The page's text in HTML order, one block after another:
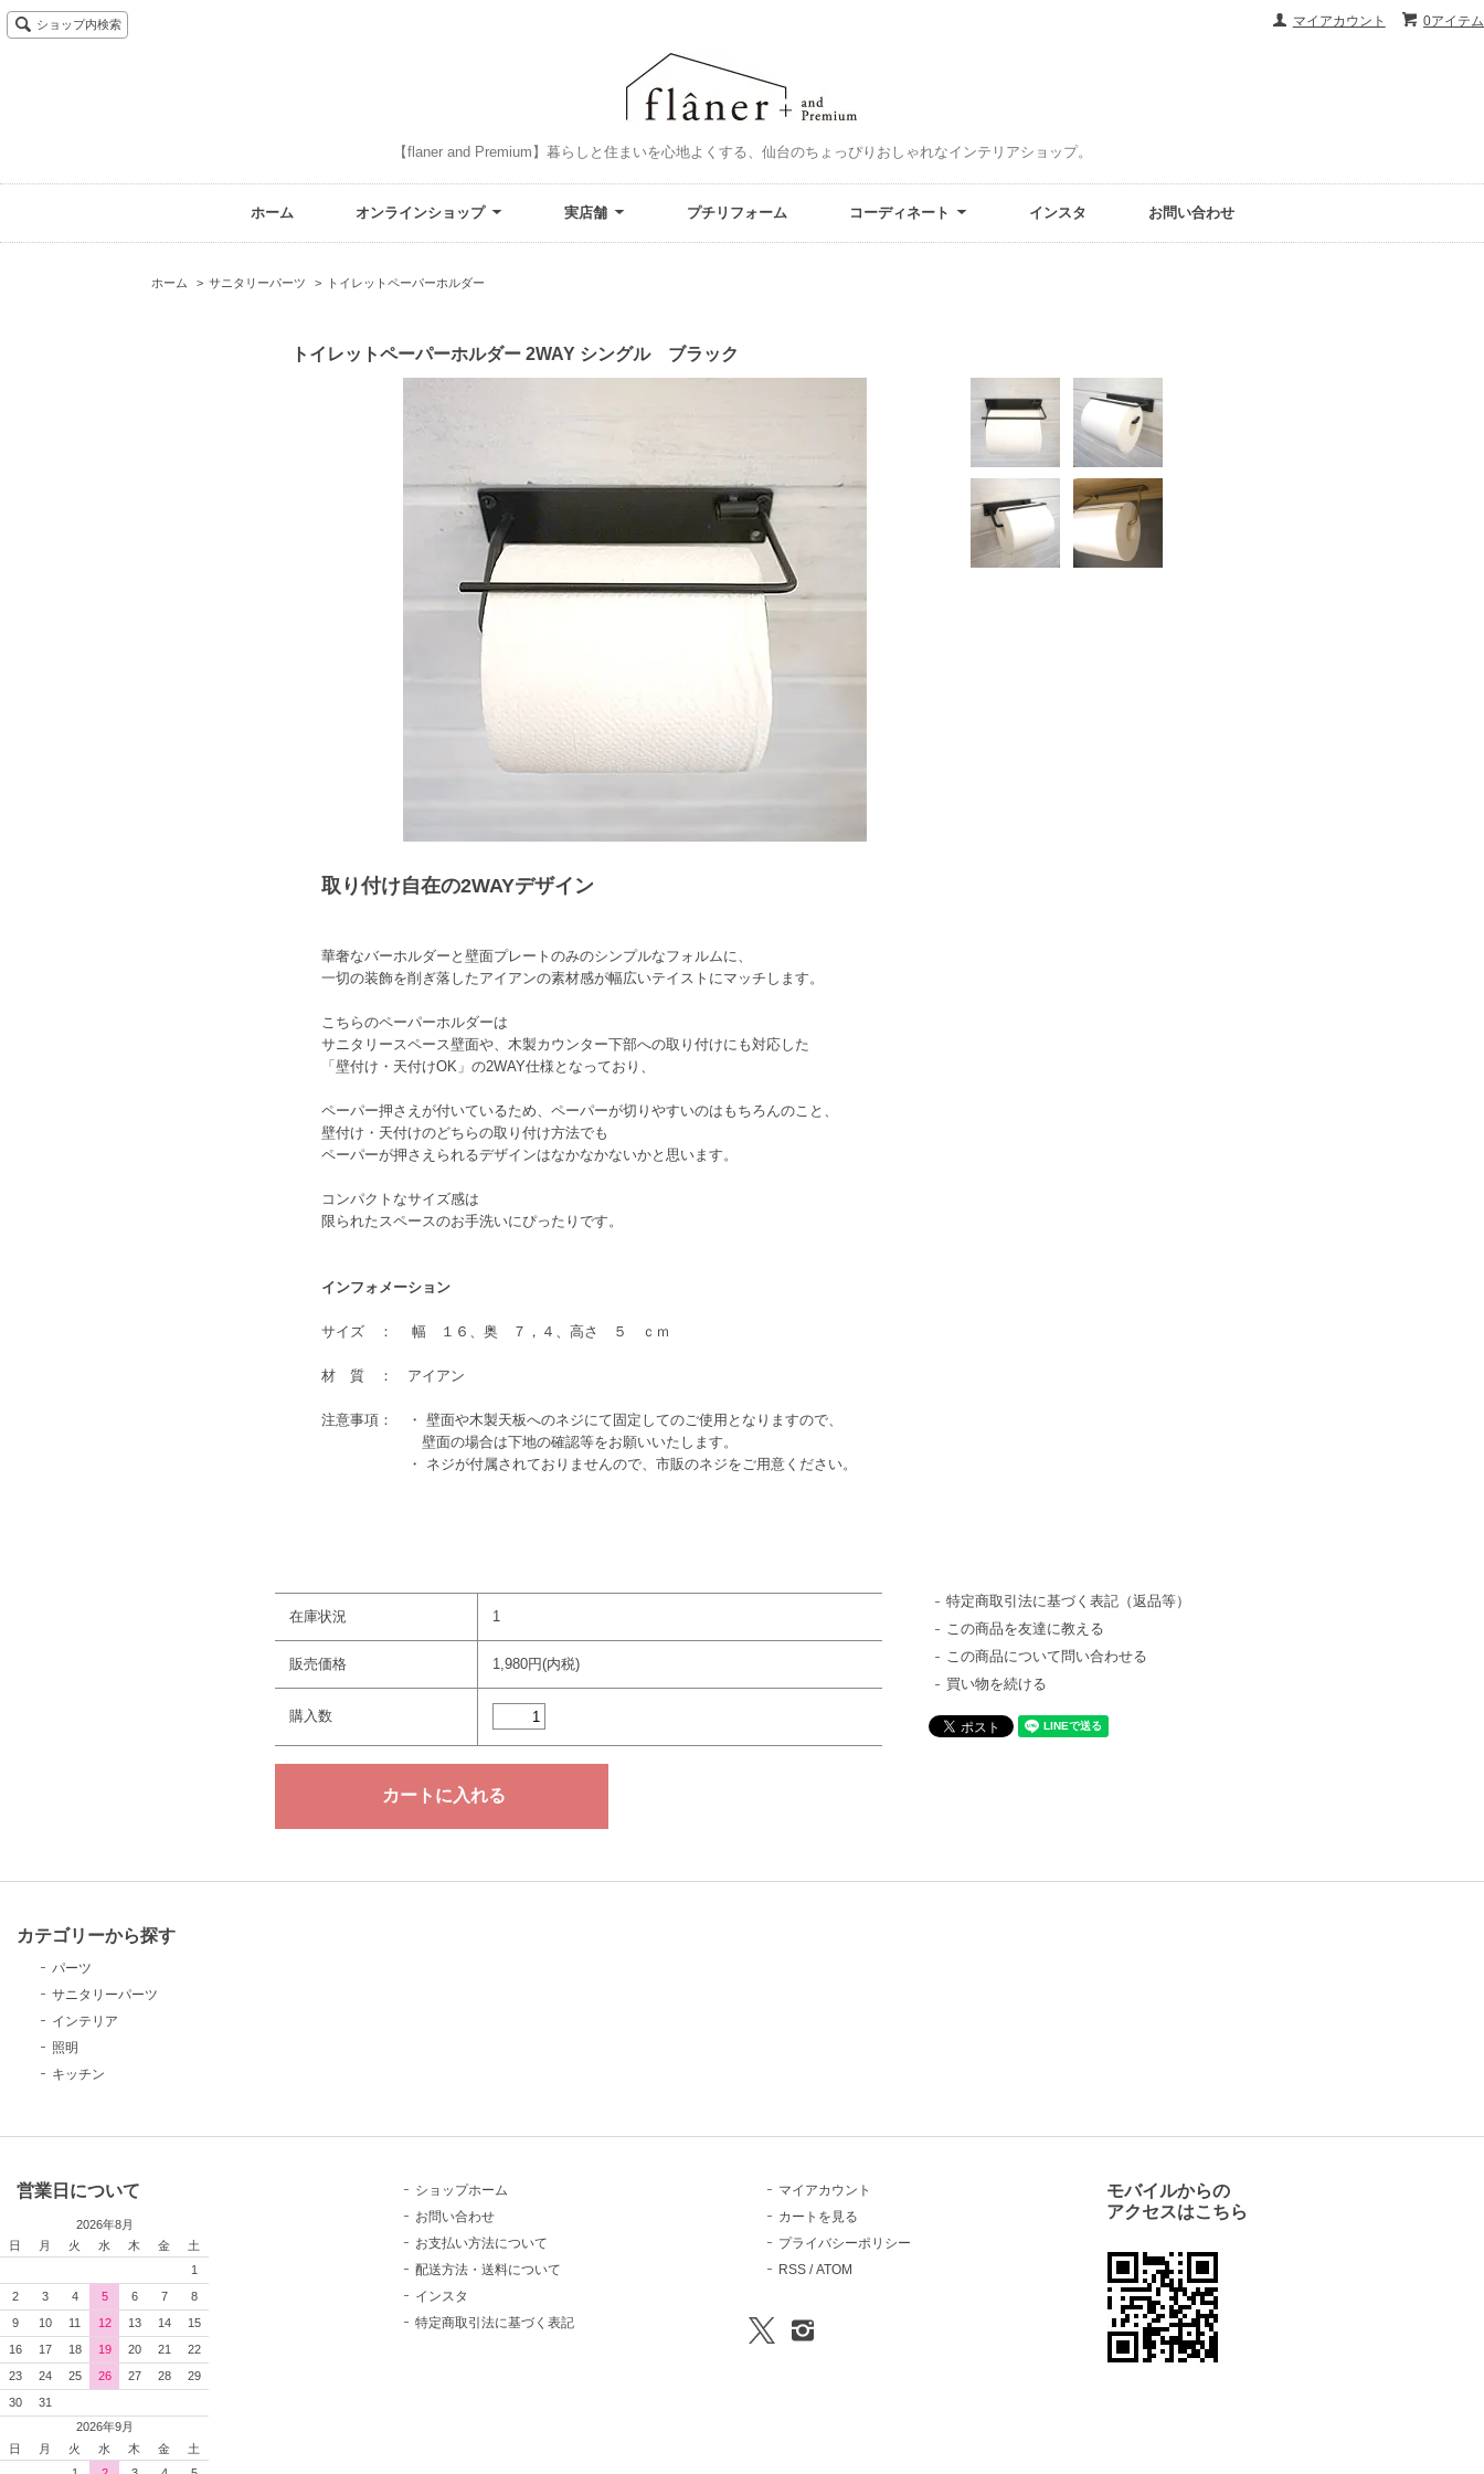
0アイテム
マイアカウント
ショップ内検索
【flaner and Premium】暮らしと住まいを心地よくする、仙台のちょっぴりおしゃれなインテリアショップ。
ホーム オンラインショップ 実店舗 プチリフォーム コーディネート インスタ お問い合わせ
ホーム > サニタリーパーツ > トイレットペーパーホルダー
トイレットペーパーホルダー 2WAY シングル ブラック
取り付け自在の2WAYデザイン
華奢なバーホルダーと壁面プレートのみのシンプルなフォルムに、
一切の装飾を削ぎ落したアイアンの素材感が幅広いテイストにマッチします。
こちらのペーパーホルダーは
サニタリースペース壁面や、木製カウンター下部への取り付けにも対応した
「壁付け・天付けOK」の2WAY仕様となっており、
ペーパー押さえが付いているため、ペーパーが切りやすいのはもちろんのこと、
壁付け・天付けのどちらの取り付け方法でも
ペーパーが押さえられるデザインはなかなかないかと思います。
コンパクトなサイズ感は
限られたスペースのお手洗いにぴったりです。
インフォメーション
サイズ ： 幅 １６、奥 ７，４、高さ ５ ｃｍ
材 質 ： アイアン
注意事項： ・ 壁面や木製天板へのネジにて固定してのご使用となりますので、
壁面の場合は下地の確認等をお願いいたします。
・ ネジが付属されておりませんので、市販のネジをご用意ください。
在庫状況 1
販売価格 1,980円(内税)
購入数
特定商取引法に基づく表記（返品等）
この商品を友達に教える
この商品について問い合わせる
買い物を続ける
カテゴリーから探す
パーツ
サニタリーパーツ
インテリア
照明
キッチン
営業日について
2026年8月
日
月 火 水 木 金
土
1
2
3 4 5 6 7
8
9
10 11 12 13 14
15
16
17 18 19 20 21
22
23
24 25 26 27 28
29
30
31
2026年9月
日
月 火 水 木 金
土
ショップホーム
お問い合わせ
お支払い方法について
配送方法・送料について
インスタ
特定商取引法に基づく表記
マイアカウント
カートを見る
プライバシーポリシー
RSS/ATOM
モバイルからの
アクセスはこちら